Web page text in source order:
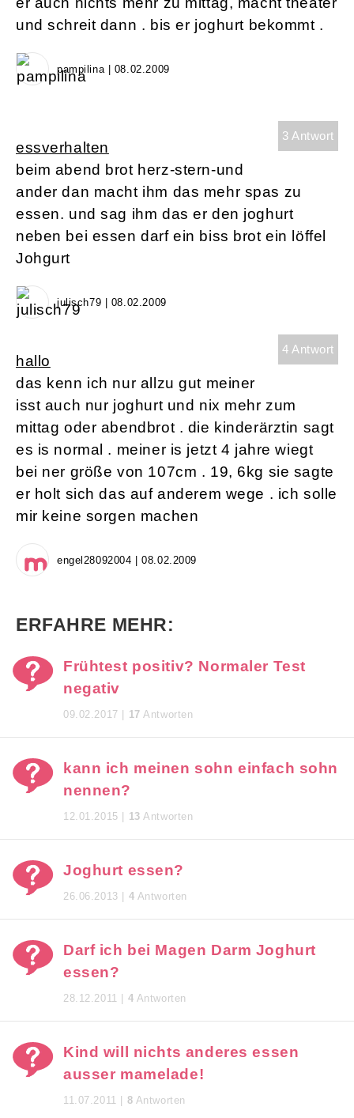
und schreit dann . bis er joghurt bekommt .
pampilina | 08.02.2009
3 Antwort
essverhalten
beim abend brot herz-stern-und
ander dan macht ihm das mehr spas zu
essen. und sag ihm das er den joghurt
neben bei essen darf ein biss brot ein löffel
Johgurt
julisch79 | 08.02.2009
4 Antwort
hallo
das kenn ich nur allzu gut meiner
isst auch nur joghurt und nix mehr zum
mittag oder abendbrot . die kinderärztin sagt
es is normal . meiner is jetzt 4 jahre wiegt
bei ner größe von 107cm . 19, 6kg sie sagte
er holt sich das auf anderem wege . ich solle
mir keine sorgen machen
engel28092004 | 08.02.2009
ERFAHRE MEHR:
Frühtest positiv? Normaler Test
negativ
09.02.2017 | 17 Antworten
kann ich meinen sohn einfach sohn
nennen?
12.01.2015 | 13 Antworten
Joghurt essen?
26.06.2013 | 4 Antworten
Darf ich bei Magen Darm Joghurt
essen?
28.12.2011 | 4 Antworten
Kind will nichts anderes essen
ausser mamelade!
11.07.2011 | 8 Antworten